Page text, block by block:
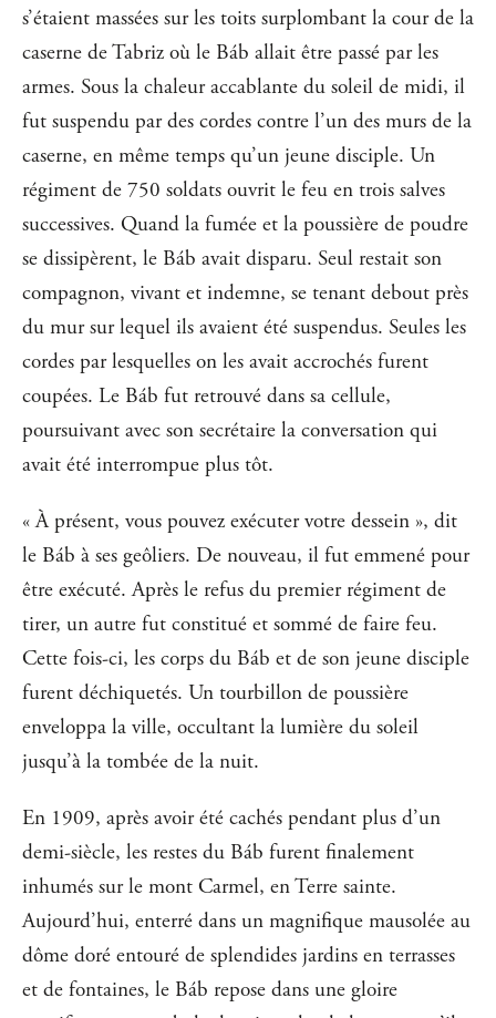
s’étaient massées sur les toits surplombant la cour de la
caserne de Tabriz où le Báb allait être passé par les
armes. Sous la chaleur accablante du soleil de midi, il
fut suspendu par des cordes contre l’un des murs de la
caserne, en même temps qu’un jeune disciple. Un
régiment de 750 soldats ouvrit le feu en trois salves
successives. Quand la fumée et la poussière de poudre
se dissipèrent, le Báb avait disparu. Seul restait son
compagnon, vivant et indemne, se tenant debout près
du mur sur lequel ils avaient été suspendus. Seules les
cordes par lesquelles on les avait accrochés furent
coupées. Le Báb fut retrouvé dans sa cellule,
poursuivant avec son secrétaire la conversation qui
avait été interrompue plus tôt.
« À présent, vous pouvez exécuter votre dessein », dit
le Báb à ses geôliers. De nouveau, il fut emmené pour
être exécuté. Après le refus du premier régiment de
tirer, un autre fut constitué et sommé de faire feu.
Cette fois-ci, les corps du Báb et de son jeune disciple
furent déchiquetés. Un tourbillon de poussière
enveloppa la ville, occultant la lumière du soleil
jusqu’à la tombée de la nuit.
En 1909, après avoir été cachés pendant plus d’un
demi-siècle, les restes du Báb furent finalement
inhumés sur le mont Carmel, en Terre sainte.
Aujourd’hui, enterré dans un magnifique mausolée au
dôme doré entouré de splendides jardins en terrasses
et de fontaines, le Báb repose dans une gloire